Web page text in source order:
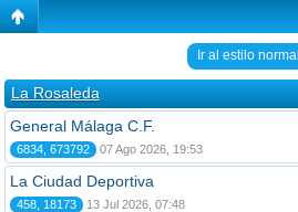
Ir al estilo normal
La Rosaleda
General Málaga C.F.
6834, 673792 07 Ago 2026, 19:53
La Ciudad Deportiva
458, 18173 13 Jul 2026, 07:48